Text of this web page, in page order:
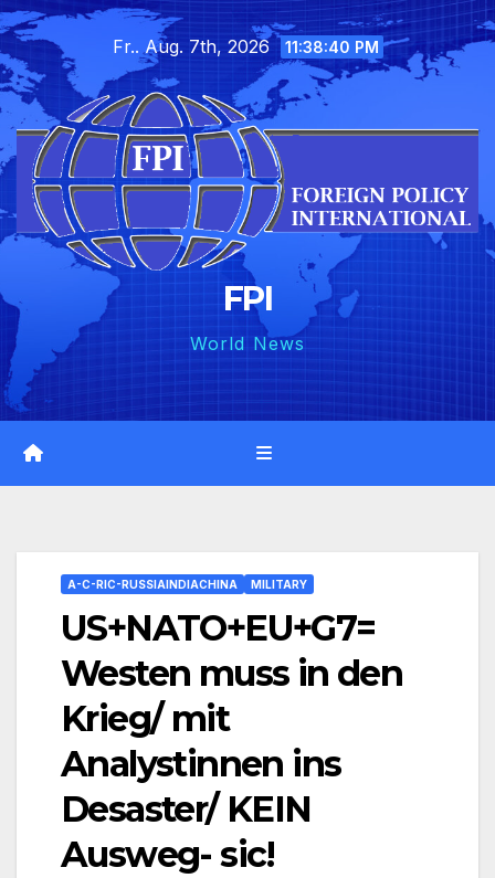
Skip
to
content
Fr.. Aug. 7th, 2026 11:38:42 PM
FPI
World News
A-C-RIC-RUSSIAINDIACHINA MILITARY
US+NATO+EU+G7=
Westen muss in den
Krieg/ mit
Analystinnen ins
Desaster/ KEIN
Ausweg- sic!